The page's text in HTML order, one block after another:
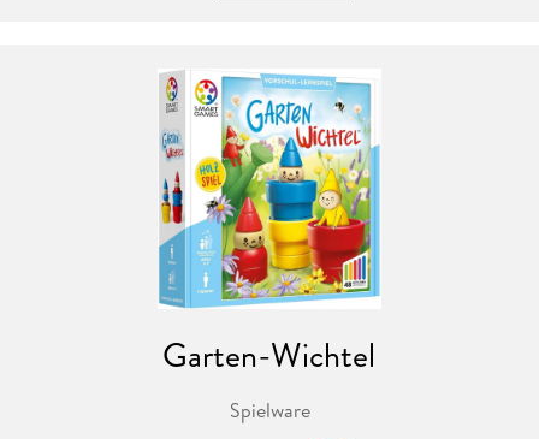
von einfach bis hin zu sehr schwer. 48 Aufgaben in
verschiedenen Schwierigkeitsstufen machen das Holzspiel
für Kinder im Vorschulalter zu einer tollen Herausforderung.
Garten-Wichtel
Spielware